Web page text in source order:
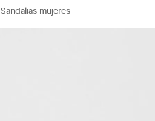
Sandalias mujeres